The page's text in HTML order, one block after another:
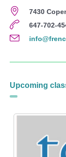
7430
647-702-
Upcoming